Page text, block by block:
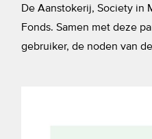
De Aanstokerij, Society in
Fonds. Samen met deze
gebruiker, de noden van